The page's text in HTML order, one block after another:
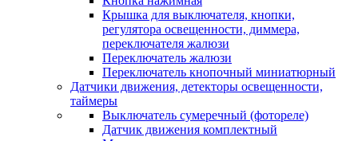
Крышка для выключателя, кнопки,
регулятора освещенности, диммера,
переключателя жалюзи
Переключатель жалюзи
Переключатель кнопочный миниатюрный
Датчики движения, детекторы освещенности,
таймеры
Выключатель сумеречный (фотореле)
Датчик движения комплектный